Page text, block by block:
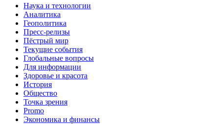
Наука и технологии
Аналитика
Геополитика
Пресс-релизы
Пёстрый мир
Текущие события
Глобальные вопросы
Для информации
Здоровье и красота
История
Общество
Точка зрения
Promo
Экономика и финансы